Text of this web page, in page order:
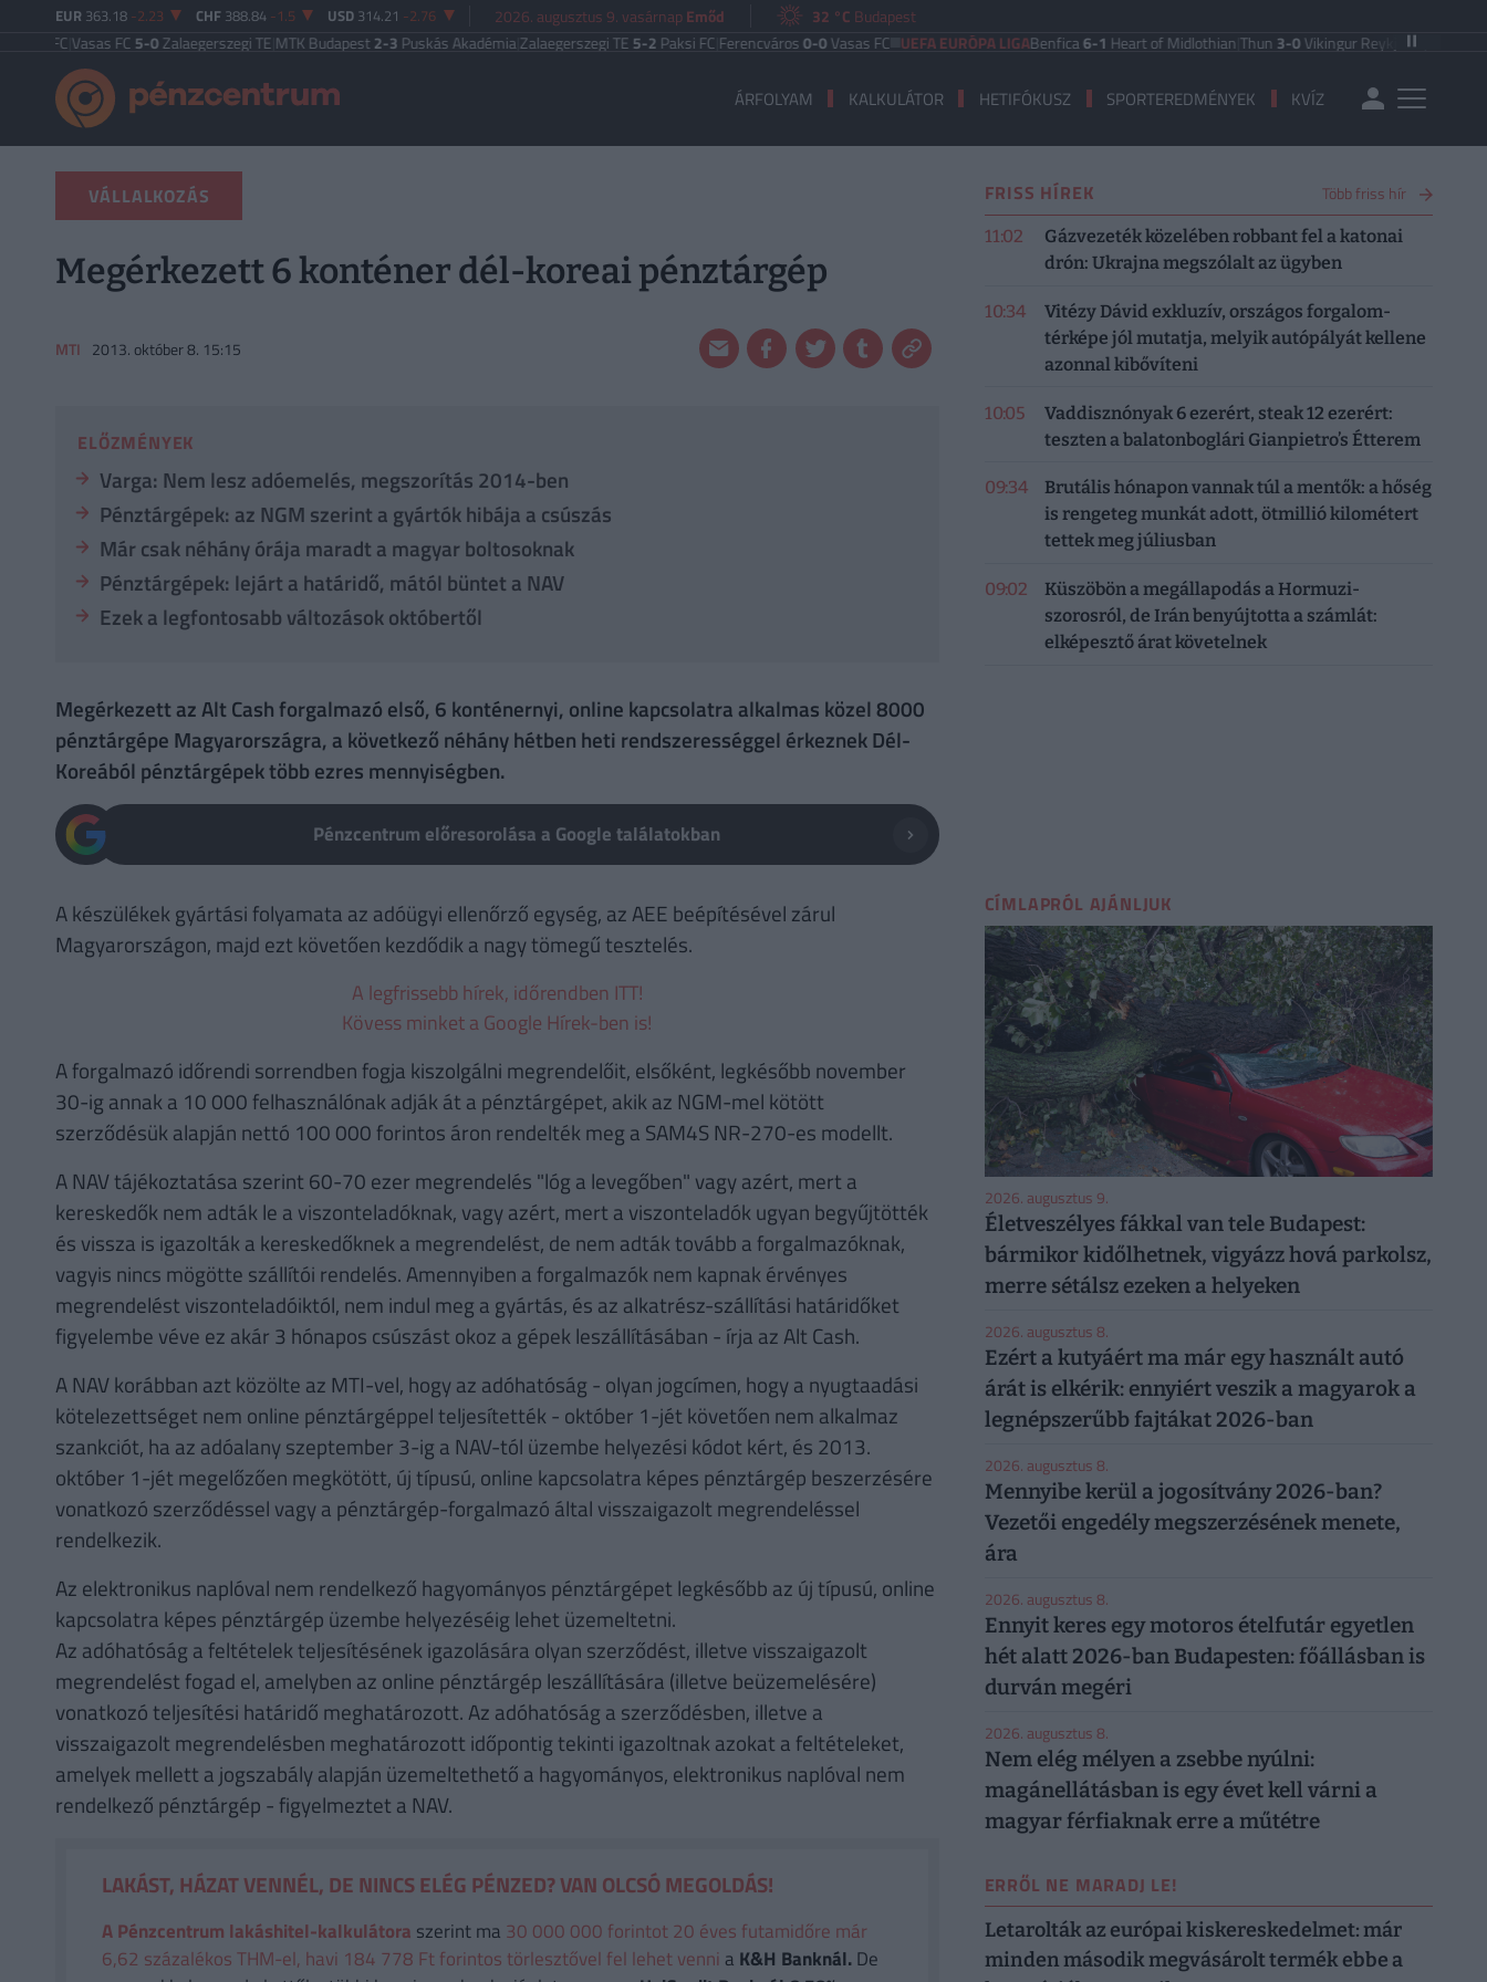
EUR 363.18 -2.23 CHF 388.84 -1.5 USD 314.21 -2.76 2026. augusztus 9. vasárnapEmőd 32 °C Budapest
Vasas FC5-0Zalaegerszegi TE|MTK Budapest2-3Puskás Akadémia|Zalaegerszegi TE5-2Paksi FC|Ferencváros0-0Vasas FC UEFA EURÓPA LIGABenfica6-1Heart of Midlothian|Thun3-0Vikingur Reykjavik|PAOK Saloniki
ÁRFOLYAM KALKULÁTOR HETIFÓKUSZ SPORTEREDMÉNYEK KVÍZ
VÁLLALKOZÁS
Megérkezett 6 konténer dél-koreai pénztárgép
MTI 2013. október 8. 15:15
ELŐZMÉNYEK
Varga: Nem lesz adóemelés, megszorítás 2014-ben
Pénztárgépek: az NGM szerint a gyártók hibája a csúszás
Már csak néhány órája maradt a magyar boltosoknak
Pénztárgépek: lejárt a határidő, mától büntet a NAV
Ezek a legfontosabb változások októbertől
Megérkezett az Alt Cash forgalmazó első, 6 konténernyi, online kapcsolatra alkalmas közel 8000
pénztárgépe Magyarországra, a következő néhány hétben heti rendszerességgel érkeznek Dél-
Koreából pénztárgépek több ezres mennyiségben.
Pénzcentrum előresorolása a Google találatokban
A készülékek gyártási folyamata az adóügyi ellenőrző egység, az AEE beépítésével zárul
Magyarországon, majd ezt követően kezdődik a nagy tömegű tesztelés.
A legfrissebb hírek, időrendben ITT!
Kövess minket a Google Hírek-ben is!
A forgalmazó időrendi sorrendben fogja kiszolgálni megrendelőit, elsőként, legkésőbb november
30-ig annak a 10 000 felhasználónak adják át a pénztárgépet, akik az NGM-mel kötött
szerződésük alapján nettó 100 000 forintos áron rendelték meg a SAM4S NR-270-es modellt.
A NAV tájékoztatása szerint 60-70 ezer megrendelés "lóg a levegőben" vagy azért, mert a
kereskedők nem adták le a viszonteladóknak, vagy azért, mert a viszonteladók ugyan begyűjtötték
és vissza is igazolták a kereskedőknek a megrendelést, de nem adták tovább a forgalmazóknak,
vagyis nincs mögötte szállítói rendelés. Amennyiben a forgalmazók nem kapnak érvényes
megrendelést viszonteladóiktól, nem indul meg a gyártás, és az alkatrész-szállítási határidőket
figyelembe véve ez akár 3 hónapos csúszást okoz a gépek leszállításában - írja az Alt Cash.
A NAV korábban azt közölte az MTI-vel, hogy az adóhatóság - olyan jogcímen, hogy a nyugtaadási
kötelezettséget nem online pénztárgéppel teljesítették - október 1-jét követően nem alkalmaz
szankciót, ha az adóalany szeptember 3-ig a NAV-tól üzembe helyezési kódot kért, és 2013.
október 1-jét megelőzően megkötött, új típusú, online kapcsolatra képes pénztárgép beszerzésére
vonatkozó szerződéssel vagy a pénztárgép-forgalmazó által visszaigazolt megrendeléssel
rendelkezik.
Az elektronikus naplóval nem rendelkező hagyományos pénztárgépet legkésőbb az új típusú, online
kapcsolatra képes pénztárgép üzembe helyezéséig lehet üzemeltetni.
Az adóhatóság a feltételek teljesítésének igazolására olyan szerződést, illetve visszaigazolt
megrendelést fogad el, amelyben az online pénztárgép leszállítására (illetve beüzemelésére)
vonatkozó teljesítési határidő meghatározott. Az adóhatóság a szerződésben, illetve a
visszaigazolt megrendelésben meghatározott időpontig tekinti igazoltnak azokat a feltételeket,
amelyek mellett a jogszabály alapján üzemeltethető a hagyományos, elektronikus naplóval nem
rendelkező pénztárgép - figyelmeztet a NAV.
LAKÁST, HÁZAT VENNÉL, DE NINCS ELÉG PÉNZED? VAN OLCSÓ MEGOLDÁS!
A Pénzcentrum lakáshitel-kalkulátora szerint ma 30 000 000 forintot 20 éves futamidőre már
6,62 százalékos THM-el, havi 184 778 Ft forintos törlesztővel fel lehet venni a K&H Banknál.De
FRISS HÍREK Több friss hír
11:02
Gázvezeték közelében robbant fel a katonai
drón: Ukrajna megszólalt az ügyben
10:34
Vitézy Dávid exkluzív, országos forgalom-
térképe jól mutatja, melyik autópályát kellene
azonnal kibővíteni
10:05
Vaddisznónyak 6 ezerért, steak 12 ezerért:
teszten a balatonboglári Gianpietro’s Étterem
09:34
Brutális hónapon vannak túl a mentők: a hőség
is rengeteg munkát adott, ötmillió kilométert
tettek meg júliusban
09:02
Küszöbön a megállapodás a Hormuzi-
szorosról, de Irán benyújtotta a számlát:
elképesztő árat követelnek
CÍMLAPRÓL AJÁNLJUK
2026. augusztus 9.
Életveszélyes fákkal van tele Budapest:
bármikor kidőlhetnek, vigyázz hová parkolsz,
merre sétálsz ezeken a helyeken
2026. augusztus 8.
Ezért a kutyáért ma már egy használt autó
árát is elkérik: ennyiért veszik a magyarok a
legnépszerűbb fajtákat 2026-ban
2026. augusztus 8.
Mennyibe kerül a jogosítvány 2026-ban?
Vezetői engedély megszerzésének menete,
ára
2026. augusztus 8.
Ennyit keres egy motoros ételfutár egyetlen
hét alatt 2026-ban Budapesten: főállásban is
durván megéri
2026. augusztus 8.
Nem elég mélyen a zsebbe nyúlni:
magánellátásban is egy évet kell várni a
magyar férfiaknak erre a műtétre
ERRŐL NE MARADJ LE!
Letarolták az európai kiskereskedelmet: már
minden második megvásárolt termék ebbe a